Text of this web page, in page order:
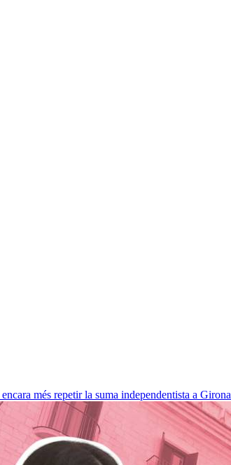
més repetir la suma independentista a Girona